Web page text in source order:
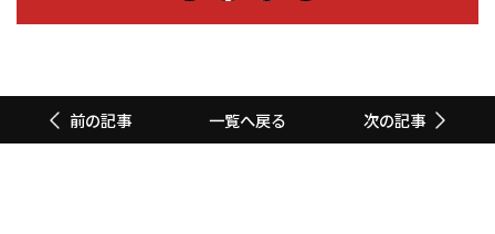
前の記事 一覧へ戻る 次の記事